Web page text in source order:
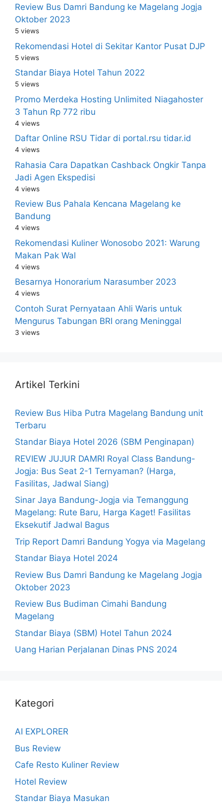
Review Bus Damri Bandung ke Magelang Jogja
Oktober 2023
5 views
Rekomendasi Hotel di Sekitar Kantor Pusat DJP
5 views
Standar Biaya Hotel Tahun 2022
5 views
Promo Merdeka Hosting Unlimited Niagahoster
3 Tahun Rp 772 ribu
4 views
Daftar Online RSU Tidar di portal.rsu tidar.id
4 views
Rahasia Cara Dapatkan Cashback Ongkir Tanpa
Jadi Agen Ekspedisi
4 views
Review Bus Pahala Kencana Magelang ke
Bandung
4 views
Rekomendasi Kuliner Wonosobo 2021: Warung
Makan Pak Wal
4 views
Besarnya Honorarium Narasumber 2023
4 views
Contoh Surat Pernyataan Ahli Waris untuk
Mengurus Tabungan BRI orang Meninggal
3 views
Artikel Terkini
Review Bus Hiba Putra Magelang Bandung unit
Terbaru
Standar Biaya Hotel 2026 (SBM Penginapan)
REVIEW JUJUR DAMRI Royal Class Bandung-
Jogja: Bus Seat 2-1 Ternyaman? (Harga,
Fasilitas, Jadwal Siang)
Sinar Jaya Bandung-Jogja via Temanggung
Magelang: Rute Baru, Harga Kaget! Fasilitas
Eksekutif Jadwal Bagus
Trip Report Damri Bandung Yogya via Magelang
Standar Biaya Hotel 2024
Review Bus Damri Bandung ke Magelang Jogja
Oktober 2023
Review Bus Budiman Cimahi Bandung
Magelang
Standar Biaya (SBM) Hotel Tahun 2024
Uang Harian Perjalanan Dinas PNS 2024
Kategori
AI EXPLORER
Bus Review
Cafe Resto Kuliner Review
Hotel Review
Standar Biaya Masukan